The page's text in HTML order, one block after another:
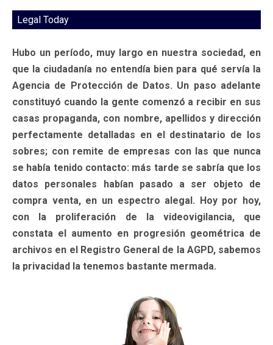
Legal Today
Hubo un período, muy largo en nuestra sociedad, en
que la ciudadanía no entendía bien para qué servía la
Agencia de Protección de Datos. Un paso adelante
constituyó cuando la gente comenzó a recibir en sus
casas propaganda, con nombre, apellidos y dirección
perfectamente detalladas en el destinatario de los
sobres; con remite de empresas con las que nunca
se había tenido contacto: más tarde se sabría que los
datos personales habían pasado a ser objeto de
compra venta, en un espectro alegal. Hoy por hoy,
con la proliferación de la videovigilancia, que
constata el aumento en progresión geométrica de
archivos en el Registro General de la AGPD, sabemos
la privacidad la tenemos bastante mermada.